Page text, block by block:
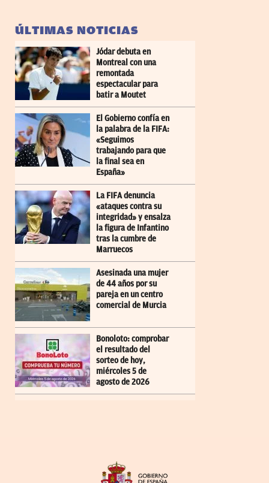
ÚLTIMAS NOTICIAS
Jódar debuta en
Montreal con una
remontada
espectacular para
batir a Moutet
El Gobierno confía en
la palabra de la FIFA:
«Seguimos
trabajando para que
la final sea en
España»
La FIFA denuncia
«ataques contra su
integridad» y ensalza
la figura de Infantino
tras la cumbre de
Marruecos
Asesinada una mujer
de 44 años por su
pareja en un centro
comercial de Murcia
Bonoloto: comprobar
el resultado del
sorteo de hoy,
miércoles 5 de
agosto de 2026